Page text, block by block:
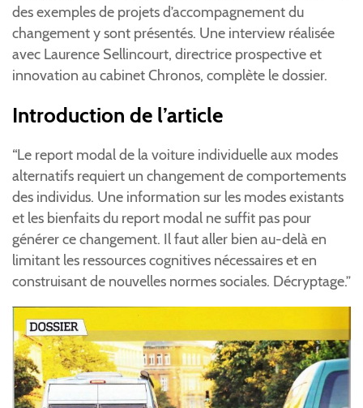
des exemples de projets d’accompagnement du
changement y sont présentés. Une interview réalisée
avec Laurence Sellincourt, directrice prospective et
innovation au cabinet Chronos, complète le dossier.
Introduction de l’article
“Le report modal de la voiture individuelle aux modes
alternatifs requiert un changement de comportements
des individus. Une information sur les modes existants
et les bienfaits du report modal ne suffit pas pour
générer ce changement. Il faut aller bien au-delà en
limitant les ressources cognitives nécessaires et en
construisant de nouvelles normes sociales. Décryptage.”